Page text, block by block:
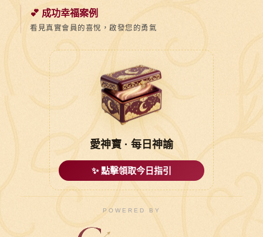
💕 成功幸福案例
看見真實會員的喜悅，啟發您的勇氣
愛神寶 · 每日神諭
✨ 點擊領取今日指引
POWERED BY